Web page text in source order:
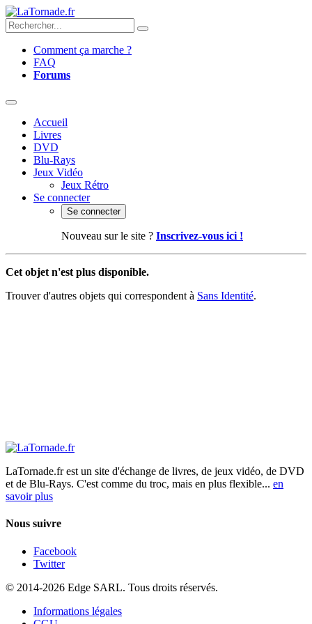
Comment ça marche ?
FAQ
Forums
Accueil
Livres
DVD
Blu-Rays
Jeux Vidéo
Jeux Rétro
Se connecter
Se connecter
Nouveau sur le site ? Inscrivez-vous ici !
Cet objet n'est plus disponible.
Trouver d'autres objets qui correspondent à Sans Identité.
LaTornade.frest un site d'échange de livres, de jeux vidéo, de DVD
et de Blu-Rays. C'est comme du troc, mais en plus flexible... en
savoir plus
Nous suivre
Facebook
Twitter
© 2014-2026 Edge SARL. Tous droits réservés.
Informations légales